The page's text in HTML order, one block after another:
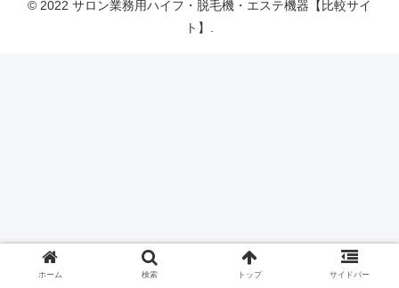
© 2022 サロン業務用ハイフ・脱毛機・エステ機器【比較サイ
ト】.
ホーム 検索 トップ サイドバー